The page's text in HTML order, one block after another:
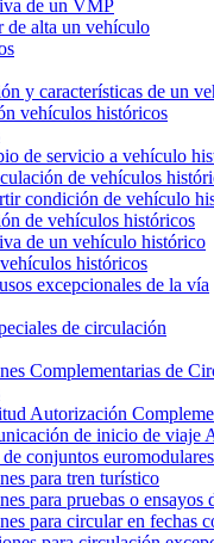
de un VMP
de alta un vehículo
y características de un
vehículos históricos
de servicio a vehículo
de vehículos
condición de vehículo
de vehículos históricos
de un vehículo histórico
históricos
excepcionales de la vía
de circulación
Complementarias de
Autorización
de inicio de viaje
conjuntos
para tren turístico
para pruebas o
para circular en fechas